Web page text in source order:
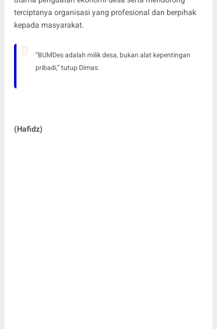
terciptanya organisasi yang profesional dan berpihak
kepada masyarakat.
“BUMDes adalah milik desa, bukan alat kepentingan
pribadi,” tutup Dimas.
(Hafidz)